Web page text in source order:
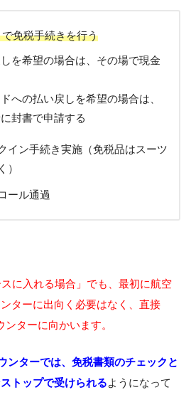
免税手続きを行う
を希望の場合は、その場で現金
への払い戻しを希望の場合は、
封書で申請する
イン手続き実施（免税品はスーツ
）
ール通過
スに入れる場合」でも、最初に航空
ターに出向く必要はなく、直接
ンターに向かいます。
ンターでは、免税書類のチェックと
トップで受けられるようになって